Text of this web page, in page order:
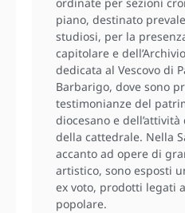
ordinate per sezioni
piano, destinato
studiosi, per la
capitolare e
dedicata al Vescovo di
Barbarigo, dove sono
testimonianze del
diocesano e
della cattedrale. Nella
accanto ad opere di
artistico, sono esposti
ex voto, prodotti legati
popolare.